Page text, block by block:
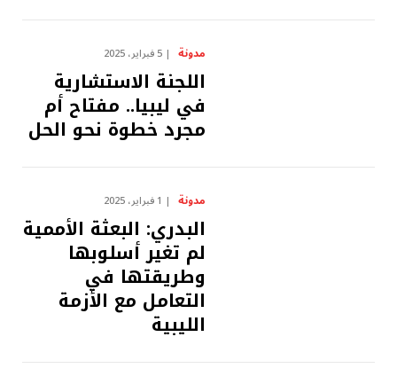
مدونة 5 فبراير، 2025
اللجنة الاستشارية
في ليبيا.. مفتاح أم
مجرد خطوة نحو الحل
مدونة 1 فبراير، 2025
البدري: البعثة الأممية
لم تغير أسلوبها
وطريقتها في
التعامل مع الأزمة
الليبية